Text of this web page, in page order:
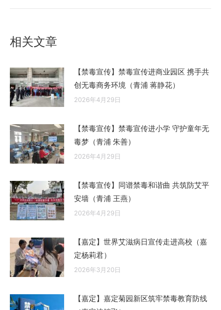
相关文章
【禁毒宣传】禁毒宣传进商业园区 携手共
创无毒商务环境（青浦 蒋静花）
2026年4月29日
【禁毒宣传】禁毒宣传进小学 守护童年无
毒梦（青浦 朱善）
2026年4月29日
【禁毒宣传】同谱禁毒和谐曲 共筑防艾平
安墙（青浦 王燕）
2026年4月29日
【嘉定】世界艾滋病日宣传走进高校（嘉
定杨莉君）
2026年3月20日
【嘉定】嘉定菊园新区筑牢禁毒教育防线